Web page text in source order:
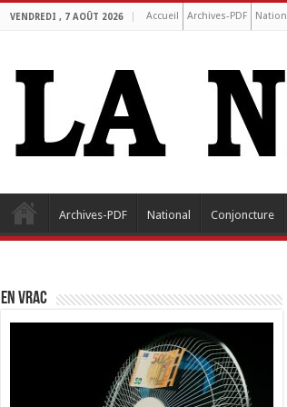
VENDREDI , 7 AOÛT 2026 Accueil Archives-PDF
Archives-PDF National Conjoncture
EN VRAC